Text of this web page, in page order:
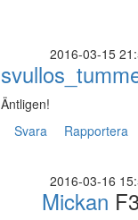
2016-03-15
Äntligen!
Svara
Rapportera
2016-03-16
Mickan